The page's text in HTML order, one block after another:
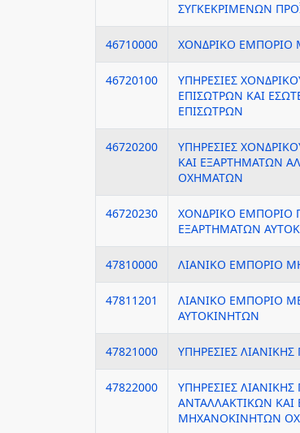
ΣΥΓΚΕΚΡΙΜΕΝΩΝ
46710000 ΧΟΝΔΡΙΚΟ
46720100
ΥΠΗΡΕΣΙΕΣ
ΕΠΙΣΩΤΡΩΝ ΚΑΙ
ΕΠΙΣΩΤΡΩΝ
46720200
ΥΠΗΡΕΣΙΕΣ
ΚΑΙ ΕΞΑΡΤΗΜΑΤΩΝ
ΟΧΗΜΑΤΩΝ
46720230
ΧΟΝΔΡΙΚΟ ΕΜΠΟΡΙΟ
ΕΞΑΡΤΗΜΑΤΩΝ
47810000 ΛΙΑΝΙΚΟ ΕΜΠΟΡΙΟ
47811201
ΛΙΑΝΙΚΟ ΕΜΠΟΡΙΟ
ΑΥΤΟΚΙΝΗΤΩΝ
47821000 ΥΠΗΡΕΣΙΕΣ
47822000
ΥΠΗΡΕΣΙΕΣ
ΑΝΤΑΛΛΑΚΤΙΚΩΝ
ΜΗΧΑΝΟΚΙΝΗΤΩΝ